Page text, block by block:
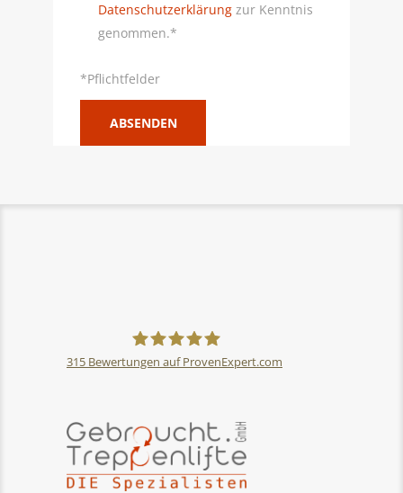
Datenschutzerklärung zur Kenntnis
genommen.*
*Pflichtfelder
GmbH
315 Bewertungen auf ProvenExpert.com